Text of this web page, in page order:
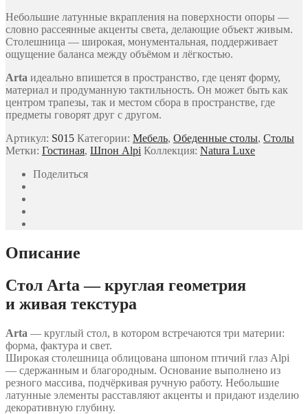
Небольшие латунные вкрапления на поверхности опоры —
словно рассеянные акценты света, делающие объект живым.
Столешница — широкая, монументальная, поддерживает
ощущение баланса между объёмом и лёгкостью.
Arta идеально впишется в пространство, где ценят форму,
материал и продуманную тактильность. Он может быть как
центром трапезы, так и местом сбора в пространстве, где
предметы говорят друг с другом.
Артикул: S015 Категории: Мебель, Обеденные столы, Столы
Метки: Гостиная, Шпон Alpi Коллекция: Natura Luxe
Поделиться
Описание
Стол Arta — круглая геометрия
и живая текстура
Arta — круглый стол, в котором встречаются три материи:
форма, фактура и свет.
Широкая столешница облицована шпоном птичий глаз Alpi
— сдержанным и благородным. Основание выполнено из
резного массива, подчёркивая ручную работу. Небольшие
латунные элементы расставляют акценты и придают изделию
декоративную глубину.